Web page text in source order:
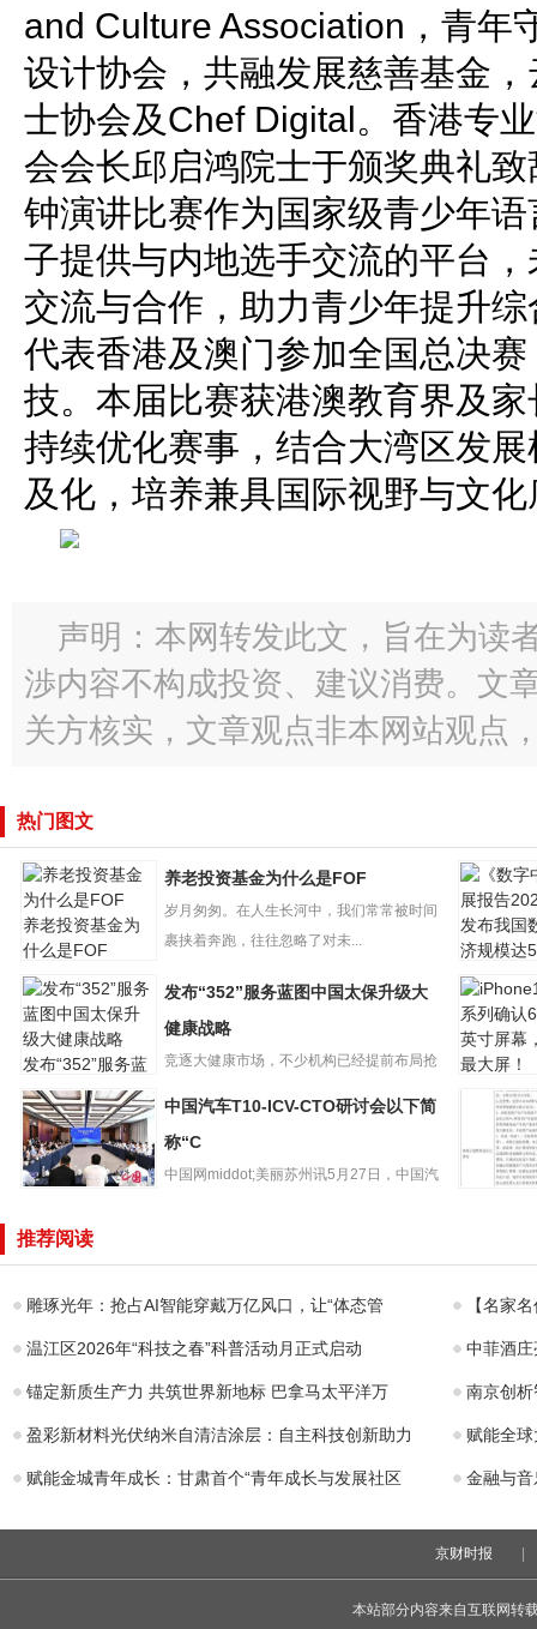
and Culture Association，青年
设计协会，共融发展慈善基金
士协会及Chef Digital。香港专
会会长邱启鸿院士于颁奖典礼
钟演讲比赛作为国家级青少年
子提供与内地选手交流的平台
交流与合作，助力青少年提升
代表香港及澳门参加全国总决
技。本届比赛获港澳教育界及
持续优化赛事，结合大湾区发
及化，培养兼具国际视野与文
声明：本网转发此文，旨在为读
渉内容不构成投资、建议消费。文
关方核实，文章观点非本网站观点
热门图文
养老投资基金为
什么是FOF
养老投资基金为什么是FOF
岁月匆匆。在人生长河中，我们常常被时间
裹挟着奔跑，往往忽略了对未...
《数字中
报告2022
布我国数
规
发布“352”服务蓝
图中国太保升级
大健康战略
发布“352”服务蓝图中国太保升级大
健康战略
竞逐大健康市场，不少机构已经提前布局抢
确认6.3/
ICV-CTO研讨会
中国汽车T10-ICV-CTO研讨会以下简
称“C
中国网middot;美丽苏州讯5月27日，中国汽
推荐阅读
雕琢光年：抢占AI智能穿戴万亿风口，让“体态管 【名家
温江区2026年“科技之春”科普活动月正式启动 中菲酒
锚定新质生产力 共筑世界新地标 巴拿马太平洋万 南京创
盈彩新材料光伏纳米自清洁涂层：自主科技创新助力 赋能全
赋能金城青年成长：甘肃首个“青年成长与发展社区 金融与
京财时报
本站部分内容来自互联网转